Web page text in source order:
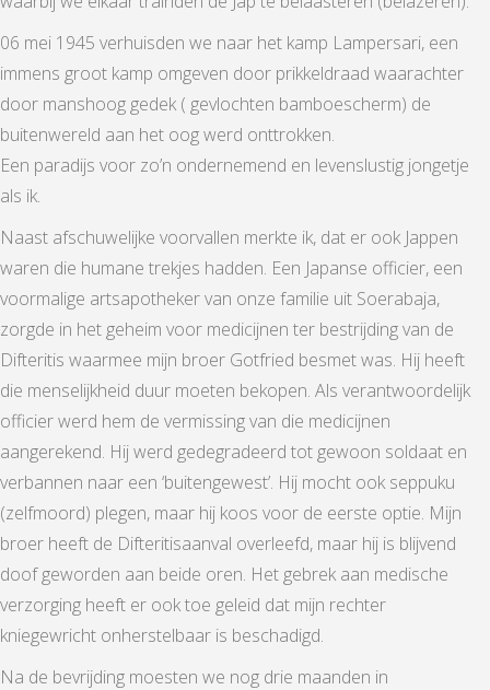
06 mei 1945 verhuisden we naar het kamp Lampersari, een
immens groot kamp omgeven door prikkeldraad waarachter
door manshoog gedek ( gevlochten bamboescherm) de
buitenwereld aan het oog werd onttrokken.
Een paradijs voor zo’n ondernemend en levenslustig jongetje
als ik.
Naast afschuwelijke voorvallen merkte ik, dat er ook Jappen
waren die humane trekjes hadden. Een Japanse officier, een
voormalige artsapotheker van onze familie uit Soerabaja,
zorgde in het geheim voor medicijnen ter bestrijding van de
Difteritis waarmee mijn broer Gotfried besmet was. Hij heeft
die menselijkheid duur moeten bekopen. Als verantwoordelijk
officier werd hem de vermissing van die medicijnen
aangerekend. Hij werd gedegradeerd tot gewoon soldaat en
verbannen naar een ‘buitengewest’. Hij mocht ook seppuku
(zelfmoord) plegen, maar hij koos voor de eerste optie. Mijn
broer heeft de Difteritisaanval overleefd, maar hij is blijvend
doof geworden aan beide oren. Het gebrek aan medische
verzorging heeft er ook toe geleid dat mijn rechter
kniegewricht onherstelbaar is beschadigd.
Na de bevrijding moesten we nog drie maanden in